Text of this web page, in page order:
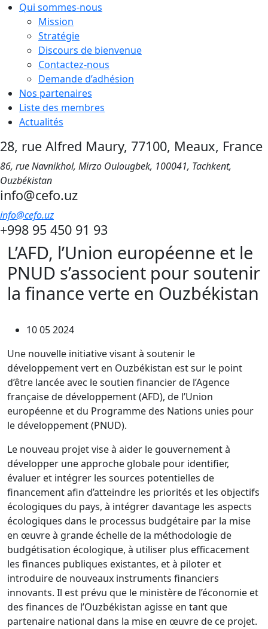
Qui sommes-nous
Mission
Stratégie
Discours de bienvenue
Contactez-nous
Demande d’adhésion
Nos partenaires
Liste des membres
Actualités
28, rue Alfred Maury, 77100, Meaux, France
86, rue Navnikhol, Mirzo Oulougbek, 100041, Tachkent,
Ouzbékistan
info@cefo.uz
info@cefo.uz
+998 95 450 91 93
L’AFD, l’Union européenne et le
PNUD s’associent pour soutenir
la finance verte en Ouzbékistan
10 05 2024
Une nouvelle initiative visant à soutenir le
développement vert en Ouzbékistan est sur le point
d’être lancée avec le soutien financier de l’Agence
française de développement (AFD), de l’Union
européenne et du Programme des Nations unies pour
le développement (PNUD).
Le nouveau projet vise à aider le gouvernement à
développer une approche globale pour identifier,
évaluer et intégrer les sources potentielles de
financement afin d’atteindre les priorités et les objectifs
écologiques du pays, à intégrer davantage les aspects
écologiques dans le processus budgétaire par la mise
en œuvre à grande échelle de la méthodologie de
budgétisation écologique, à utiliser plus efficacement
les finances publiques existantes, et à piloter et
introduire de nouveaux instruments financiers
innovants. Il est prévu que le ministère de l’économie et
des finances de l’Ouzbékistan agisse en tant que
partenaire national dans la mise en œuvre de ce projet.